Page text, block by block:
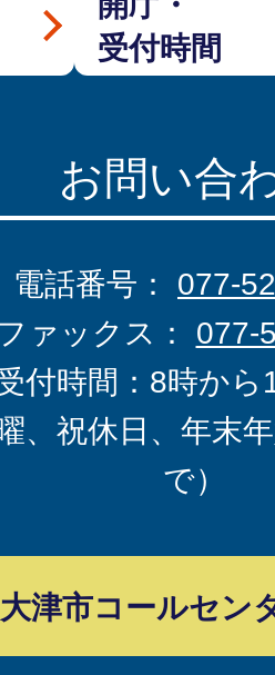
受付時間
お問い合
電話番号： 077-
ファックス： 077-
付時間：8時から
、祝休日、年末
で）
大津市コールセン